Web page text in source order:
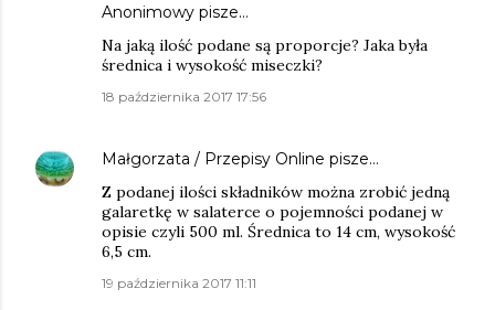
Anonimowy pisze…
Na jaką ilość podane są proporcje? Jaka była
średnica i wysokość miseczki?
18 października 2017 17:56
Małgorzata / Przepisy Online pisze…
Z podanej ilości składników można zrobić jedną
galaretkę w salaterce o pojemności podanej w
opisie czyli 500 ml. Średnica to 14 cm, wysokość
6,5 cm.
19 października 2017 11:11